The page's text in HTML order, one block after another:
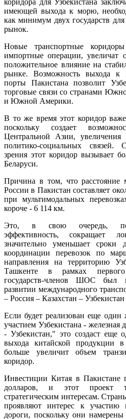
имеющей выхода к морю,
как минимум двух государств
рынок.
Новые транспортные
импортные операции, увеличат
положительное влияние на
рынке. Возможность выхода к
порты Пакистана позволит
торговые связи со странами
и Южной Америки.
В то же время этот коридор
поскольку создает
Центральной Азии, увеличения
политико-социальных связей.
зрения этот коридор вызывает
Беларуси.
Причина в том, что расстояние
России в Пакистан составляет
при мультимодальных
короче - 6 114 км.
Это, в свою очередь,
эффективность, сокращает
значительно уменьшает сроки
координации перевозок по
направления на территорию
Ташкенте в рамках первого
государств-членов ШОС был
развитии международного
– Россия – Казахстан –
Если будет реализован еще
участием Узбекистана -
- Узбекистан," это создаст еще
выхода китайской продукции
больше увеличит объем
коридор.
Инвестиции Китая в Пакистане
долларов, и этот проект
стратегическим интересам.
проявляют интерес к участию
дороги, поскольку они намерены